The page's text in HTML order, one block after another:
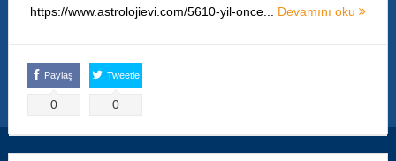
https://www.astrolojievi.com/5610-yil-once... Devamını oku
Paylaş
0
Tweetle
0